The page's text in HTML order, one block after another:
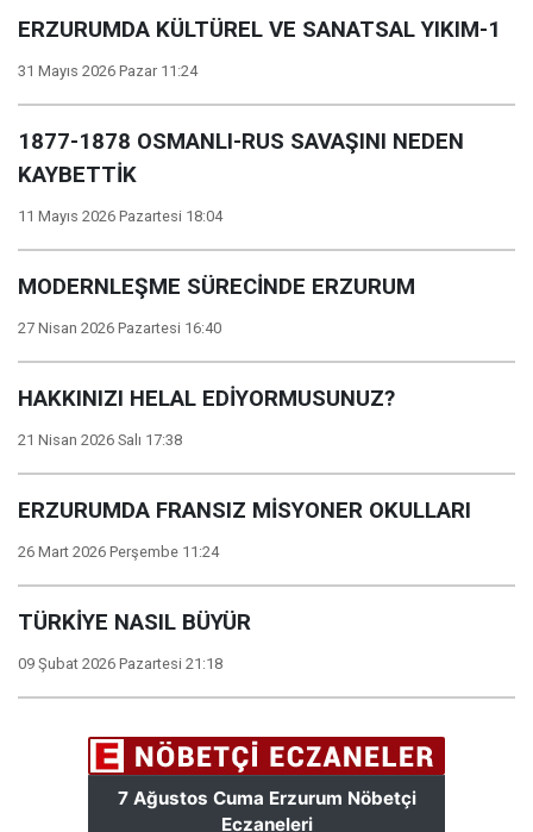
ERZURUMDA KÜLTÜREL VE SANATSAL YIKIM-1
31 Mayıs 2026 Pazar 11:24
1877-1878 OSMANLI-RUS SAVAŞINI NEDEN
KAYBETTİK
11 Mayıs 2026 Pazartesi 18:04
MODERNLEŞME SÜRECİNDE ERZURUM
27 Nisan 2026 Pazartesi 16:40
HAKKINIZI HELAL EDİYORMUSUNUZ?
21 Nisan 2026 Salı 17:38
ERZURUMDA FRANSIZ MİSYONER OKULLARI
26 Mart 2026 Perşembe 11:24
TÜRKİYE NASIL BÜYÜR
09 Şubat 2026 Pazartesi 21:18